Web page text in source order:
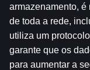
armazenamento,
de toda a rede,
utiliza um
garante que os
para aumentar a